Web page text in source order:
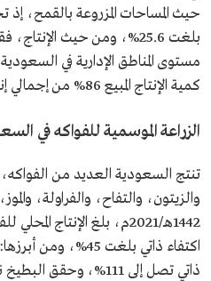
بلغت 25.6%، ومن حيث
كمية الإنتاج المبيع 86% من إجمالي إنتاج الحبوب.
الزراعة الموسمية للفواكه في
تنتج السعودية العديد من
والزيتون، والتفاح، والفراولة،
اكتفاء ذاتي بلغت
ذاتي تصل إلى 111%،